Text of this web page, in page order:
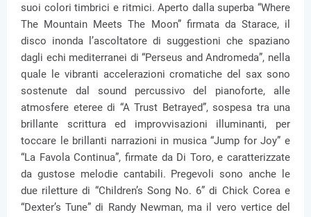
suoi colori timbrici e ritmici. Aperto dalla superba “Where
The Mountain Meets The Moon” firmata da Starace, il
disco inonda l’ascoltatore di suggestioni che spaziano
dagli echi mediterranei di “Perseus and Andromeda”, nella
quale le vibranti accelerazioni cromatiche del sax sono
sostenute dal sound percussivo del pianoforte, alle
atmosfere eteree di “A Trust Betrayed”, sospesa tra una
brillante scrittura ed improvvisazioni illuminanti, per
toccare le brillanti narrazioni in musica “Jump for Joy” e
“La Favola Continua”, firmate da Di Toro, e caratterizzate
da gustose melodie cantabili. Pregevoli sono anche le
due riletture di “Children’s Song No. 6” di Chick Corea e
“Dexter’s Tune” di Randy Newman, ma il vero vertice del